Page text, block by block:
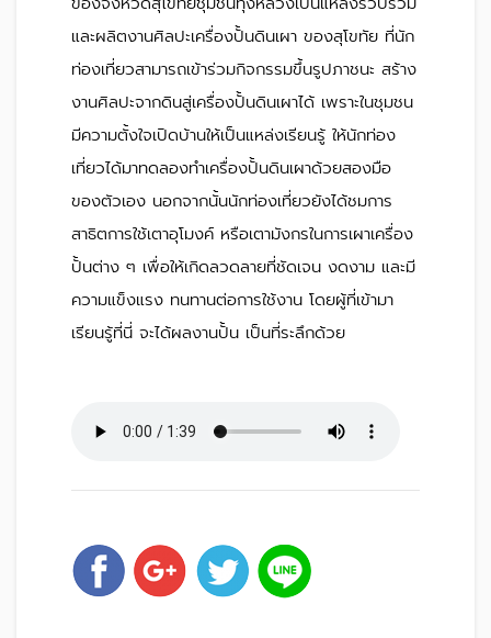
และผลิตงานศิลปะเครื่องปั้นดินเผา ของสุโขทัย ที่นัก
ท่องเที่ยวสามารถเข้าร่วมกิจกรรมขึ้นรูปภาชนะ สร้าง
งานศิลปะจากดินสู่เครื่องปั้นดินเผาได้ เพราะในชุมชน
มีความตั้งใจเปิดบ้านให้เป็นแหล่งเรียนรู้ ให้นักท่อง
เที่ยวได้มาทดลองทำเครื่องปั้นดินเผาด้วยสองมือ
ของตัวเอง นอกจากนั้นนักท่องเที่ยวยังได้ชมการ
สาธิตการใช้เตาอุโมงค์ หรือเตามังกรในการเผาเครื่อง
ปั้นต่าง ๆ เพื่อให้เกิดลวดลายที่ชัดเจน งดงาม และมี
ความแข็งแรง ทนทานต่อการใช้งาน โดยผู้ที่เข้ามา
เรียนรู้ที่นี่ จะได้ผลงานปั้น เป็นที่ระลึกด้วย